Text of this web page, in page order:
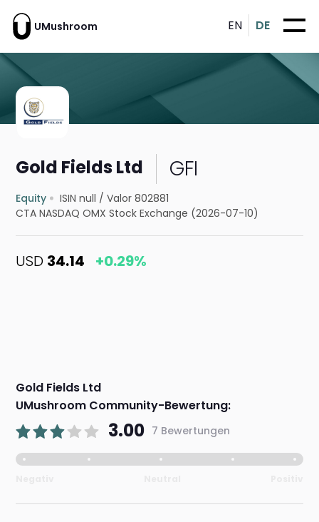
UMushroom EN DE
Gold Fields Ltd GFI
Equity ISIN null /Valor 802881
CTA NASDAQ OMX Stock Exchange (2026-07-10)
USD 34.14 +0.29%
Gold Fields Ltd
UMushroom Community-Bewertung:
3.00 7 Bewertungen